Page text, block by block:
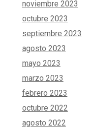
noviembre 2023
octubre 2023
septiembre 2023
agosto 2023
mayo 2023
marzo 2023
febrero 2023
octubre 2022
agosto 2022